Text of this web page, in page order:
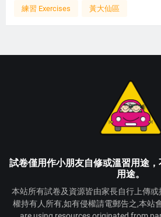
練習 Exercises 黃大仙區
試卷僅用作小朋友自修或溫習用途
用途。
本站所有試卷及資源皆由家長自行上傳
權持有人所有,如有侵權請電郵告之,本站